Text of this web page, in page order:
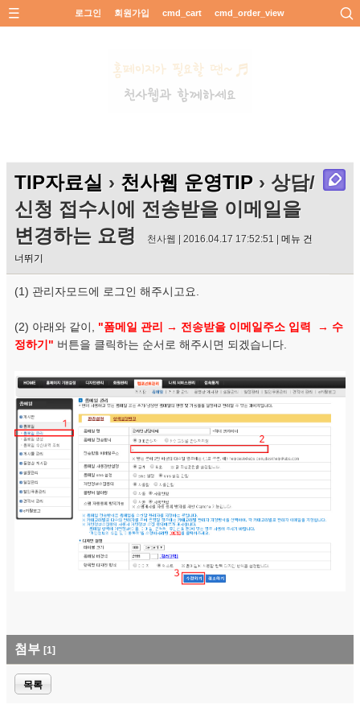
로그인 회원가입 cmd_cart cmd_order_view
TIP자료실 › 천사웹 운영TIP › 상담/
신청 접수시에 전송받을 이메일을
변경하는 요령
천사웹 | 2016.04.17 17:52:51 | 메뉴 건
너뛰기
(1) 관리자모드에 로그인 해주시고요.
(2) 아래와 같이, "폼메일 관리 → 전송받을 이메일주소 입력 → 수
정하기" 버튼을 클릭하는 순서로 해주시면 되겠습니다.
첨부 [1]
목록